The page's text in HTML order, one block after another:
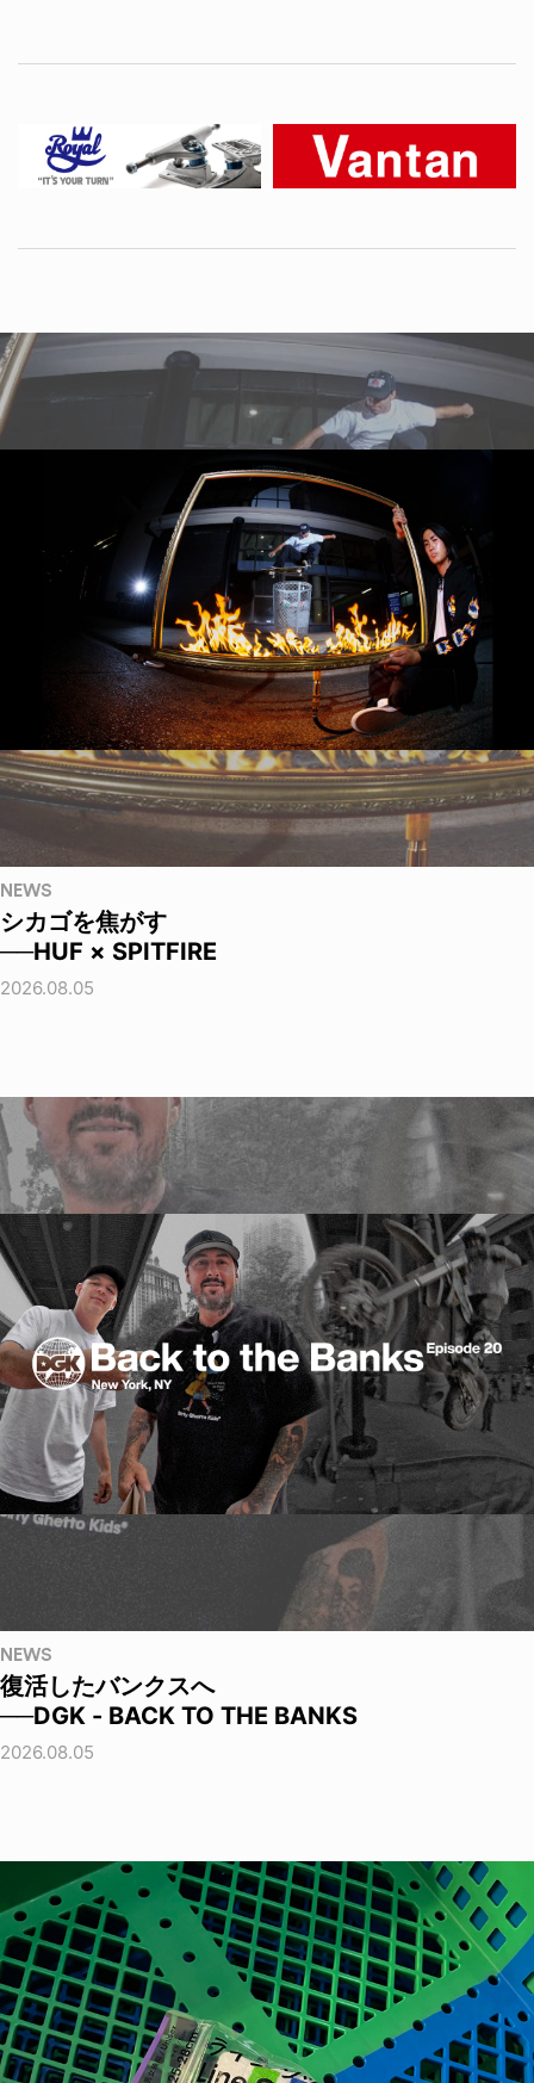
NEWS
シカゴを焦がす
──HUF × SPITFIRE
2026.08.05
NEWS
復活したバンクスへ
──DGK - BACK TO THE BANKS
2026.08.05